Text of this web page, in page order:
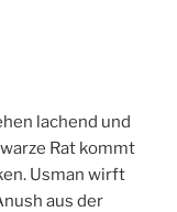
lachend und
Rat kommt
Usman wirft
aus der